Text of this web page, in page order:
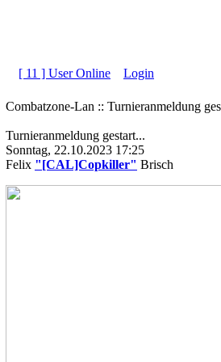
[ 11 ] User Online Login
Combatzone-Lan :: Turnieranmeldung
Turnieranmeldung gestart...
Sonntag, 22.10.2023 17:25
Felix "[CAL]Copkiller" Brisch